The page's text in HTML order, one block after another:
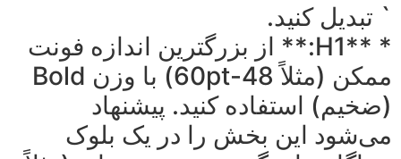
` تبدیل کنید.
* **H1:** از بزرگترین اندازه فونت
ممکن (مثلاً 48-60pt) با وزن Bold
(ضخیم) استفاده کنید. پیشنهاد
می‌شود این بخش را در یک بلوک